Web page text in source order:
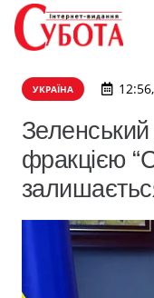
УКРАЇНА
Зеленський
фракцією